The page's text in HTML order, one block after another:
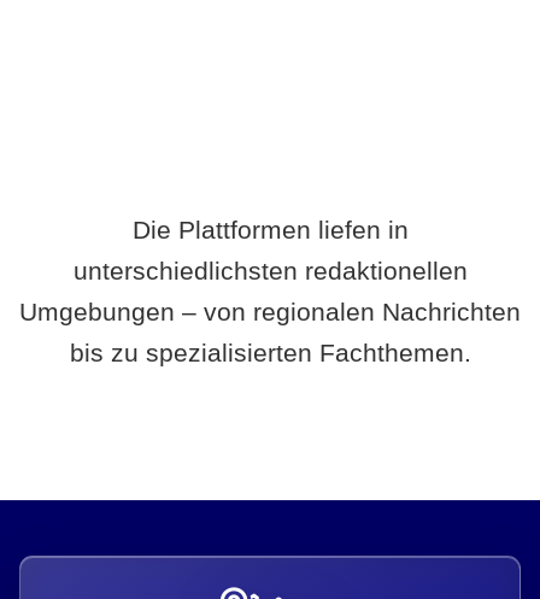
Die Plattformen liefen in
unterschiedlichsten redaktionellen
Umgebungen – von regionalen Nachrichten
bis zu spezialisierten Fachthemen.